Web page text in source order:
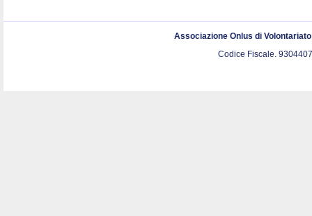
Associazione Onlus di
Codice Fiscale.